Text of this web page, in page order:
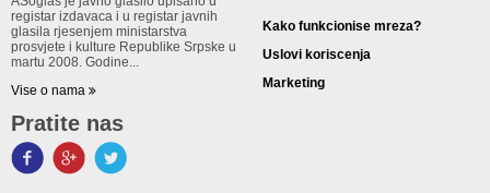
registar izdavaca i u registar javnih
glasila rjesenjem ministarstva
prosvjete i kulture Republike Srpske u
martu 2008. Godine...
Vise o nama
Pratite nas
Kako funkcionise mreza?
Uslovi koriscenja
Marketing